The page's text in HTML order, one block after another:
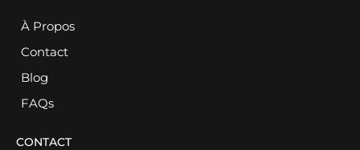
À Propos
Contact
Blog
FAQs
CONTACT